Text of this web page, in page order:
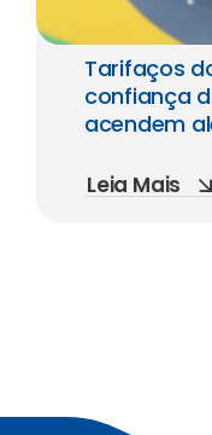
Tarifaços
confiança
acendem
Leia Mais